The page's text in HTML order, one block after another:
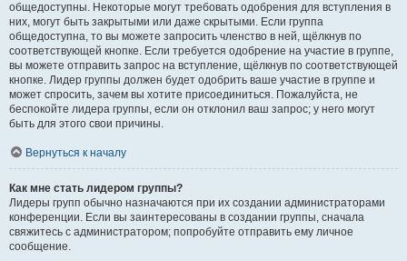
общедоступны. Некоторые могут требовать одобрения для вступления в
них, могут быть закрытыми или даже скрытыми. Если группа
общедоступна, то вы можете запросить членство в ней, щёлкнув по
соответствующей кнопке. Если требуется одобрение на участие в группе,
вы можете отправить запрос на вступление, щёлкнув по соответствующей
кнопке. Лидер группы должен будет одобрить ваше участие в группе и
может спросить, зачем вы хотите присоединиться. Пожалуйста, не
беспокойте лидера группы, если он отклонил ваш запрос; у него могут
быть для этого свои причины.
Вернуться к началу
Как мне стать лидером группы?
Лидеры групп обычно назначаются при их создании администраторами
конференции. Если вы заинтересованы в создании группы, сначала
свяжитесь с администратором; попробуйте отправить ему личное
сообщение.